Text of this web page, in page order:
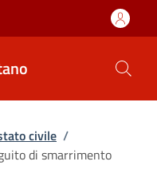
civile /
di smarrimento